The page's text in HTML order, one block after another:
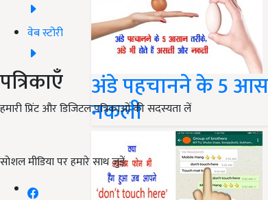
वेब स्टोरी
पत्रिकाएँ
हमारी प्रिंट और डिजिटल पत्रिकाओं की सदस्यता लें
सोशल मीडिया पर हमारे साथ जुड़ें:
अंडे पहचानने के 5
नकली